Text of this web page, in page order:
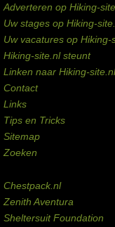
Adverteren op Hiking-
Uw stages op Hiking-
Uw vacatures op Hiking-
Hiking-site.nl steunt
Linken naar Hiking-site.nl
Contact
Links
Tips en Tricks
Sitemap
Zoeken
Chestpack.nl
Zenith Aventura
Sheltersuit Foundation